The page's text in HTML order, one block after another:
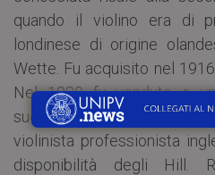
quando il violino era di
londinese di origine
Wette. Fu acquisito nel
Nel 1930 fu venduto a
successivamente passò
violinista professionista
disponibilità degli Hill.